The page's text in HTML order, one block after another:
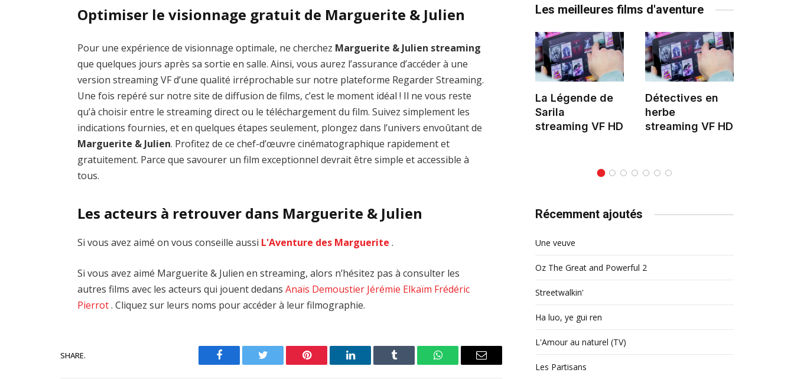
Optimiser le visionnage gratuit de Marguerite & Julien
Pour une expérience de visionnage optimale, ne cherchez Marguerite & Julien streaming
que quelques jours après sa sortie en salle. Ainsi, vous aurez l’assurance d’accéder à une
version streaming VF d’une qualité irréprochable sur notre plateforme Regarder Streaming.
Une fois repéré sur notre site de diffusion de films, c’est le moment idéal ! Il ne vous reste
qu’à choisir entre le streaming direct ou le téléchargement du film. Suivez simplement les
indications fournies, et en quelques étapes seulement, plongez dans l’univers envoûtant de
Marguerite & Julien. Profitez de ce chef-d’œuvre cinématographique rapidement et
gratuitement. Parce que savourer un film exceptionnel devrait être simple et accessible à
tous.
Les acteurs à retrouver dans Marguerite & Julien
Si vous avez aimé on vous conseille aussi L'Aventure des Marguerite .
Si vous avez aimé Marguerite & Julien en streaming, alors n’hésitez pas à consulter les
autres films avec les acteurs qui jouent dedansAnaïs Demoustier Jérémie Elkaïm Frédéric
Pierrot. Cliquez sur leurs noms pour accéder à leur filmographie.
SHARE.
Facebook Twitter Pinterest LinkedIn Tumblr WhatsAppEmail
Les meilleures films d'aventure
Zenon: Girl of
the 21st Century
streaming VF HD
La Légende des
1000 dragons
streaming VF HD
La Légende de
Sarila
streaming VF HD
Détectives en
herbe
streaming VF HD
Récemment ajoutés
Une veuve
Oz The Great and Powerful 2
Streetwalkin'
Ha luo, ye gui ren
L'Amour au naturel (TV)
Les Partisans